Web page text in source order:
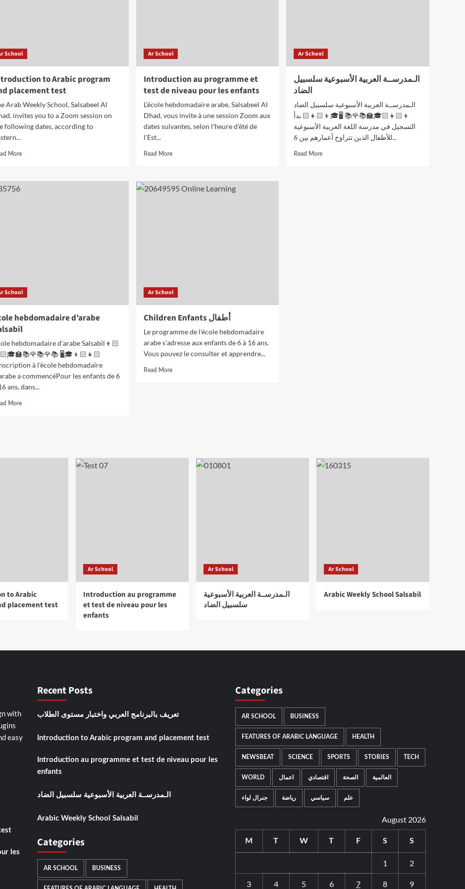
School
to Arabic program
placement test
Arab Weekly School, Salsabeel Al
invites you to a Zoom session on
following dates, according to
MoreRead
Introduction
Ar School
Introduction au programme et
test de niveau pour les enfants
L'école hebdomadaire arabe, Salsabeel Al
Dhad, vous invite à une session Zoom aux
dates suivantes, selon l'heure d'été de
l'Est...
Read MoreRead
Introduction
au
Ar School
الـمدرســة العربية الأسبوعية سلسبيل
الضاد
الـمدرســة العربية الأسبوعية سلسبيل الضاد
👦🏻👧🏻🎓🏫📚🌹📚 🖥️🎓👦🏻👧🏻 بدأ
التسجيل في مدرسة اللغة العربية الأسبوعية
للأطفال الذين تتراوح أعمارهم بين 6...
Read MoreRead
School
hebdomadaire d’arabe
hebdomadaire d'arabe Salsabil👦🏻
🖥️🎓👦🏻👧🏻
à l'école hebdomadaire
a commencéPour les enfants de 6
ans, dans...
MoreRead
Salsabil
Ar School
Children Enfants أطفال
Le programme de l'école hebdomadaire
arabe s'adresse aux enfants de 6 à 16 ans.
Vous pouvez le consulter et apprendre...
Read MoreRead
to Arabic
placement test
Ar School
Introduction au programme
et test de niveau pour les
enfants
Ar School
الـمدرســة العربية الأسبوعية
سلسبيل الضاد
Ar School
Arabic Weekly School Salsabil
with
easy
les
Recent Posts
تعريف بالبرنامج العربي واختبار مستوى الطلاب
Introduction to Arabic program and placement test
Introduction au programme et test de niveau pour les
enfants
الـمدرســة العربية الأسبوعية سلسبيل الضاد
Arabic Weekly School Salsabil
Categories
AR SCHOOL BUSINESS
Categories
AR SCHOOL BUSINESS
FEATURES OF ARABIC LANGUAGE HEALTH
NEWSBEAT SCIENCE SPORTS STORIES TECH
WORLD اعمال اقتصادي الصحة العالمية
جنرال لواء رياضة سياسي علم
August 2026
M T W T F S S
1 2
3 4 5 6 7 8 9